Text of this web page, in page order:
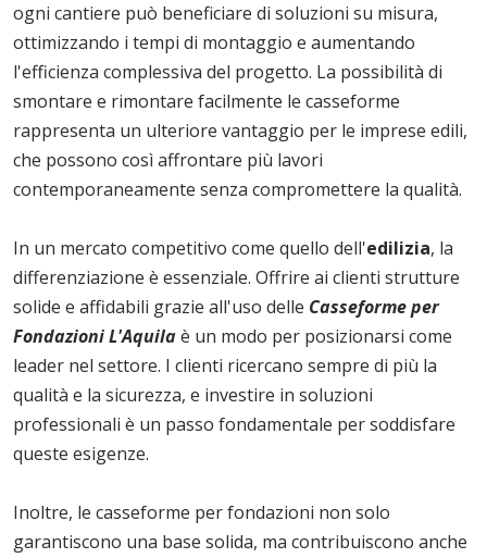
ogni cantiere può beneficiare di soluzioni su misura,
ottimizzando i tempi di montaggio e aumentando
l'efficienza complessiva del progetto. La possibilità di
smontare e rimontare facilmente le casseforme
rappresenta un ulteriore vantaggio per le imprese edili,
che possono così affrontare più lavori
contemporaneamente senza compromettere la qualità.
In un mercato competitivo come quello dell'edilizia, la
differenziazione è essenziale. Offrire ai clienti strutture
solide e affidabili grazie all'uso delle Casseforme per
Fondazioni L'Aquilaè un modo per posizionarsi come
leader nel settore. I clienti ricercano sempre di più la
qualità e la sicurezza, e investire in soluzioni
professionali è un passo fondamentale per soddisfare
queste esigenze.
Inoltre, le casseforme per fondazioni non solo
garantiscono una base solida, ma contribuiscono anche